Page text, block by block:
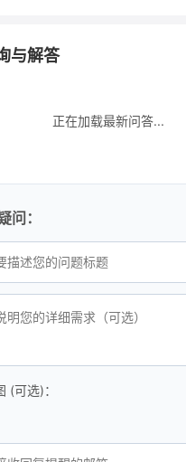
与解答
正在加载最新问答...
问：
(可选)：